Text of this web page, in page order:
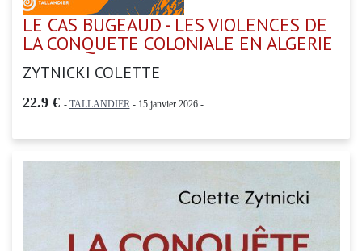
LE CAS BUGEAUD - LES VIOLENCES DE
LA CONQUETE COLONIALE EN ALGERIE
ZYTNICKI COLETTE
22.9 € - TALLANDIER- 15 janvier 2026 -